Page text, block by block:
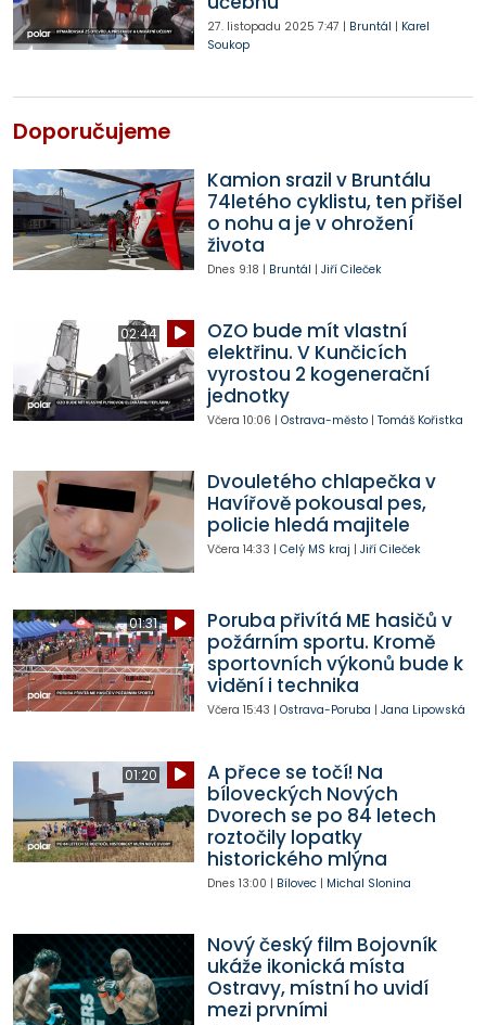
27. listopadu 2025 7:47 | Bruntál | Karel
Soukop
Doporučujeme
Kamion srazil v Bruntálu
74letého cyklistu, ten přišel
o nohu a je v ohrožení
života
Dnes 9:18 | Bruntál | Jiří Cileček
02:44
OZO bude mít vlastní
elektřinu. V Kunčicích
vyrostou 2 kogenerační
jednotky
Včera 10:06 | Ostrava-město| Tomáš Kořistka
Dvouletého chlapečka v
Havířově pokousal pes,
policie hledá majitele
Včera 14:33 | Celý MS kraj | Jiří Cileček
01:31
Poruba přivítá ME hasičů v
požárním sportu. Kromě
sportovních výkonů bude k
vidění i technika
Včera 15:43 | Ostrava-Poruba | Jana Lipowská
01:20
A přece se točí! Na
bíloveckých Nových
Dvorech se po 84 letech
roztočily lopatky
historického mlýna
Dnes 13:00 | Bílovec| Michal Slonina
Nový český film Bojovník
ukáže ikonická místa
Ostravy, místní ho uvidí
mezi prvními